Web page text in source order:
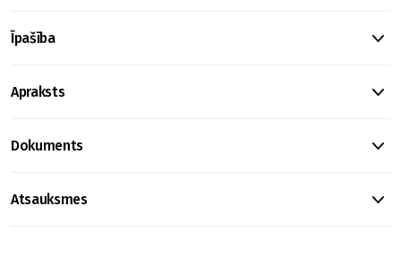
Īpašība
Apraksts
Dokuments
Atsauksmes